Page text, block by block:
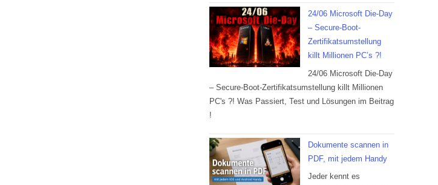
24/06 Microsoft Die-Day
– Secure-Boot-
Zertifikatsumstellung
killt Millionen PC’s ?!
24/06 Microsoft Die-Day
– Secure-Boot-Zertifikatsumstellung killt Millionen
PC's ?! Was Passiert, Test und Lösungen im Beitrag
!
Dokumente scannen in
PDF, mit jedem Handy
Jeder kennt es